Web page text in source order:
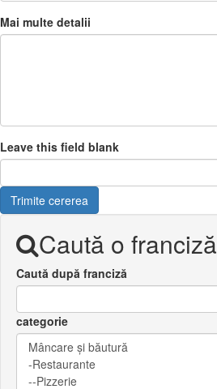
Mai multe detalii
Leave this field blank
Trimite cererea
Caută o franciză
Caută după franciză
categorie